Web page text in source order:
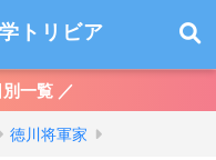
トリビア
一覧 ／
徳川将軍家